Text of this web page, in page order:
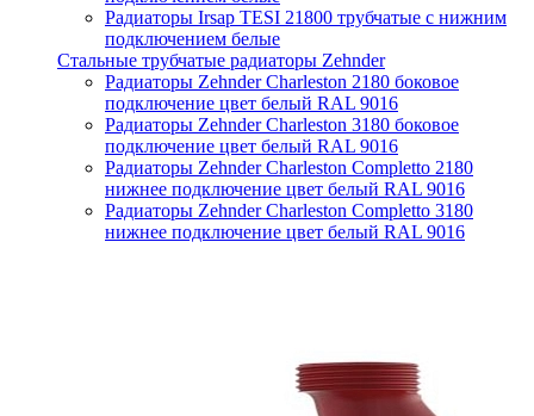
Радиаторы Irsap TESI 21800 трубчатые с нижним
подключением белые
Стальные трубчатые радиаторы Zehnder
Радиаторы Zehnder Charleston 2180 боковое
подключение цвет белый RAL 9016
Радиаторы Zehnder Charleston 3180 боковое
подключение цвет белый RAL 9016
Радиаторы Zehnder Charleston Completto 2180
нижнее подключение цвет белый RAL 9016
Радиаторы Zehnder Charleston Completto 3180
нижнее подключение цвет белый RAL 9016